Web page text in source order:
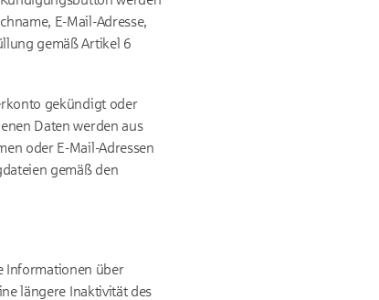
E-Mail-Adresse,
gemäß Artikel 6
gekündigt oder
Daten werden aus
oder E-Mail-Adressen
gemäß den
Informationen über
längere Inaktivität des